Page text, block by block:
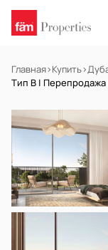
Главная›Купить›
Тип B |
НА ПРОДАЖУ